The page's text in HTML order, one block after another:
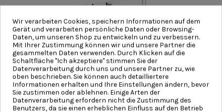
Wir verarbeiten Cookies, speichern Informationen auf dem
Gerät und verarbeiten persönliche Daten oder Browsing-
Daten, um unseren Shop zu entwickeln und zu verbessern.
Mit Ihrer Zustimmung können wir und unsere Partner die
gesammelten Daten verwenden. Durch Klicken auf die
Schaltfläche "Ich akzeptiere" stimmen Sie der
Datenverarbeitung durch uns und unsere Partner zu, wie
oben beschrieben. Sie können auch detailliertere
Informationen erhalten und Ihre Einstellungen ändern, bevor
Sie zustimmen oder ablehnen. Einige Arten der
Datenverarbeitung erfordern nicht die Zustimmung des
Benutzers, da sie einen erheblichen Einfluss auf den Betrieb